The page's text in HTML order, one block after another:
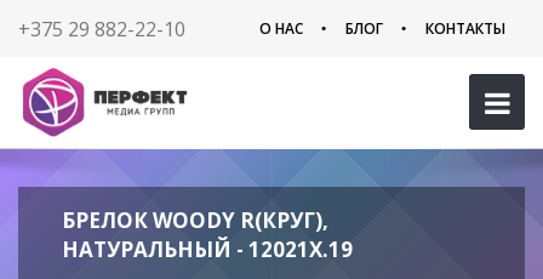
+375 29 882-22-10 О НАС БЛОГ КОНТАКТЫ
БРЕЛОК WOODY R(КРУГ),
НАТУРАЛЬНЫЙ - 12021X.19